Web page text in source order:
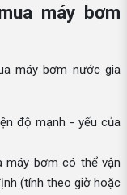
máy bơm
máy bơm nước gia
độ mạnh - yếu của
máy bơm có thể vận
(tính theo giờ hoặc